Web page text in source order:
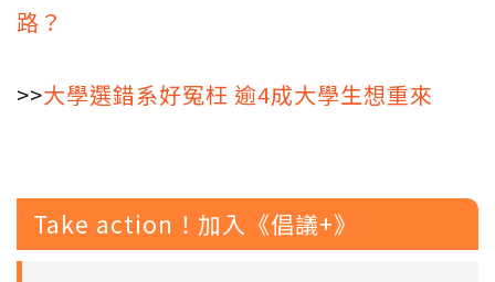
路？
>>大學選錯系好冤枉 逾4成大學生想重來
Take action！加入《倡議+》